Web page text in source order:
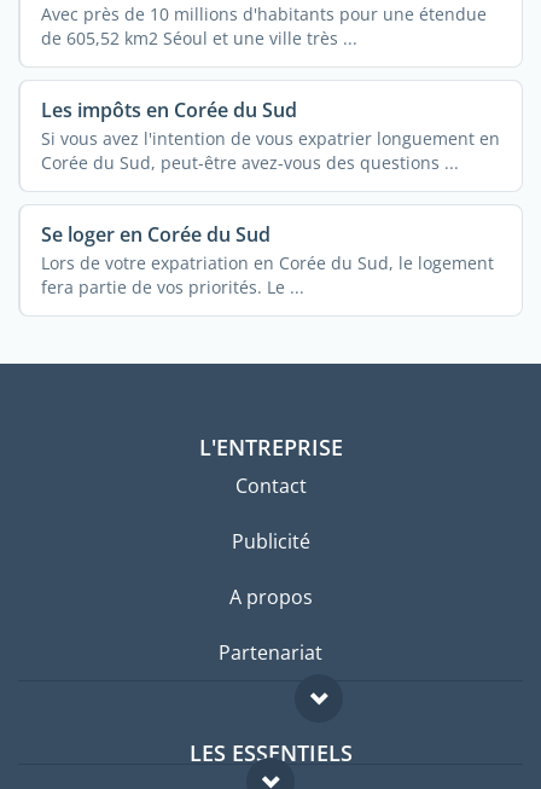
Avec près de 10 millions d'habitants pour une étendue
de 605,52 km2 Séoul et une ville très ...
Les impôts en Corée du Sud
Si vous avez l'intention de vous expatrier longuement en
Corée du Sud, peut-être avez-vous des questions ...
Se loger en Corée du Sud
Lors de votre expatriation en Corée du Sud, le logement
fera partie de vos priorités. Le ...
L'ENTREPRISE
Contact
Publicité
A propos
Partenariat
LES ESSENTIELS